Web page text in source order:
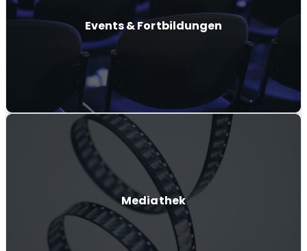
Events & Fortbildungen
Mediathek